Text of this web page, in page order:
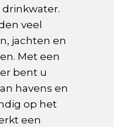
veel
jachten en
Met een
bent u
havens en
op het
een